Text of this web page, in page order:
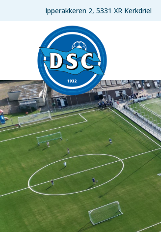
Ipperakkeren 2, 5331 XR Kerkdriel